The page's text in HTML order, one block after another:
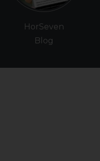
HorSeven
Blog